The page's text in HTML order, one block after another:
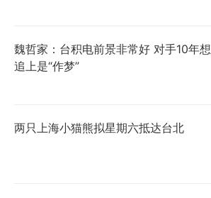
魏哲家：台积电前景非常好 对手10年想
追上是“作梦”
两只上海小猫熊拟星期六抵达台北